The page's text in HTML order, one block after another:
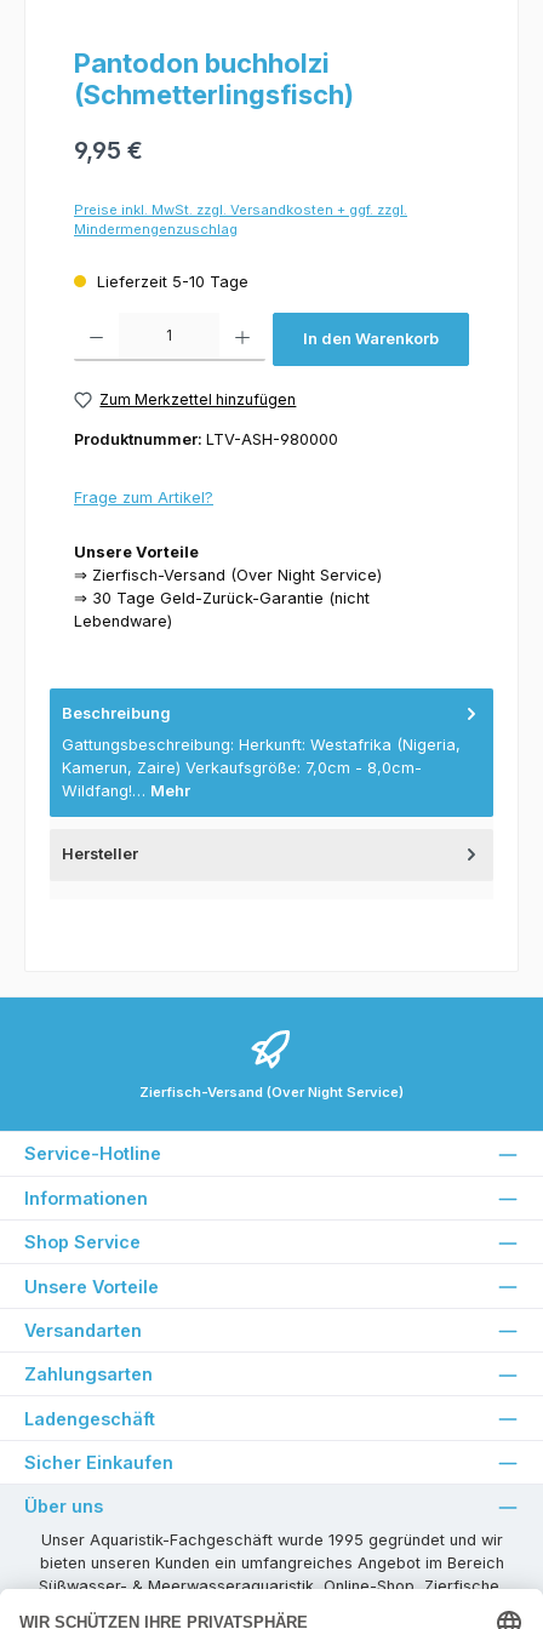
Pantodon buchholzi
(Schmetterlingsfisch)
9,95 €
Preise inkl. MwSt. zzgl. Versandkosten + ggf. zzgl.
Mindermengenzuschlag
Lieferzeit 5-10 Tage
In den Warenkorb
Zum Merkzettel hinzufügen
Produktnummer: LTV-ASH-980000
Frage zum Artikel?
Unsere Vorteile
⇒ Zierfisch-Versand (Over Night Service)
⇒ 30 Tage Geld-Zurück-Garantie (nicht
Lebendware)
Beschreibung
Gattungsbeschreibung: Herkunft: Westafrika (Nigeria,
Kamerun, Zaire) Verkaufsgröße: 7,0cm - 8,0cm-
Wildfang!… Mehr
Hersteller
Zierfisch-Versand (Over Night Service)
Service-Hotline
Informationen
Shop Service
Unsere Vorteile
Versandarten
Zahlungsarten
Ladengeschäft
Sicher Einkaufen
Über uns
Unser Aquaristik-Fachgeschäft wurde 1995 gegründet und wir
bieten unseren Kunden ein umfangreiches Angebot im Bereich
Süßwasser- & Meerwasseraquaristik, Online-Shop, Zierfische,
Pflanzen, Aquarienkombinationen, Technikzubehör usw. ! Als